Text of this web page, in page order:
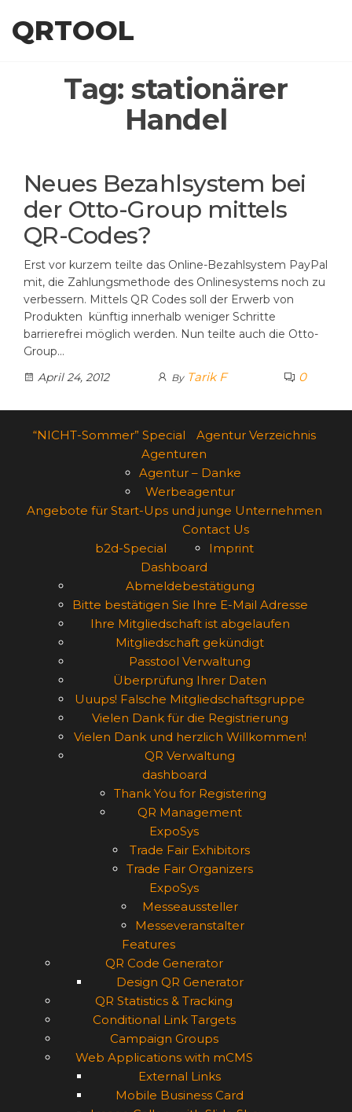
QRTOOL
Tag: stationärer
Handel
Neues Bezahlsystem bei
der Otto-Group mittels
QR-Codes?
Erst vor kurzem teilte das Online-Bezahlsystem PayPal
mit, die Zahlungsmethode des Onlinesystems noch zu
verbessern. Mittels QR Codes soll der Erwerb von
Produkten künftig innerhalb weniger Schritte
barrierefrei möglich werden. Nun teilte auch die Otto-
Group…
April 24, 2012
By Tarik F 0
“NICHT-Sommer” Special
Agentur Verzeichnis
Agenturen
Agentur – Danke
Werbeagentur
Angebote für Start-Ups und junge Unternehmen
b2d-Special
Contact Us
Imprint
Dashboard
Abmeldebestätigung
Bitte bestätigen Sie Ihre E-Mail Adresse
Ihre Mitgliedschaft ist abgelaufen
Mitgliedschaft gekündigt
Passtool Verwaltung
Überprüfung Ihrer Daten
Uuups! Falsche Mitgliedschaftsgruppe
Vielen Dank für die Registrierung
Vielen Dank und herzlich Willkommen!
QR Verwaltung
dashboard
Thank You for Registering
QR Management
ExpoSys
Trade Fair Exhibitors
Trade Fair Organizers
ExpoSys
Messeaussteller
Messeveranstalter
Features
QR Code Generator
Design QR Generator
QR Statistics & Tracking
Conditional Link Targets
Campaign Groups
Web Applications with mCMS
External Links
Mobile Business Card